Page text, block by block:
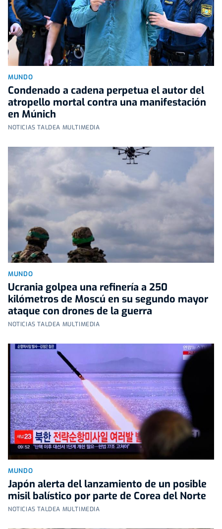
MUNDO
Condenado a cadena perpetua el autor del
atropello mortal contra una manifestación
en Múnich
NOTICIAS TALDEA MULTIMEDIA
MUNDO
Ucrania golpea una refinería a 250
kilómetros de Moscú en su segundo mayor
ataque con drones de la guerra
NOTICIAS TALDEA MULTIMEDIA
MUNDO
Japón alerta del lanzamiento de un posible
misil balístico por parte de Corea del Norte
NOTICIAS TALDEA MULTIMEDIA